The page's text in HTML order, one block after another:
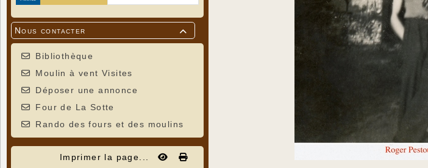

Nous contacter
Bibliothèque
Moulin à vent Visites
Déposer une annonce
Four de La Sotte
Rando des fours et des moulins
Imprimer la page...